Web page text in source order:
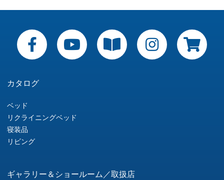
カタログ
ベッド
リクライニングベッド
寝装品
リビング
ギャラリー＆ショールーム／取扱店